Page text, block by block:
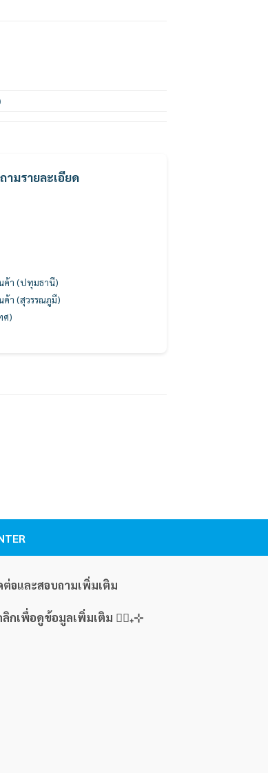
มรายละเอียด
ค้า (ปทุมธานี)
า (สุวรรณภูมื)
ศ)
ต่อและสอบถามเพิ่มเติม
ลิกเพื่อดูข้อมูลเพิ่มเติม 👇🏻₊⊹